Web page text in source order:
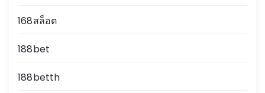
168สล็อต
188bet
188betth